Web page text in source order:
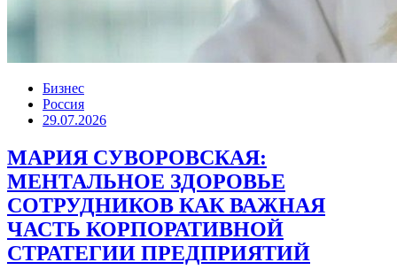
Бизнес
Россия
29.07.2026
МАРИЯ СУВОРОВСКАЯ:
МЕНТАЛЬНОЕ ЗДОРОВЬЕ
СОТРУДНИКОВ КАК ВАЖНАЯ
ЧАСТЬ КОРПОРАТИВНОЙ
СТРАТЕГИИ ПРЕДПРИЯТИЙ